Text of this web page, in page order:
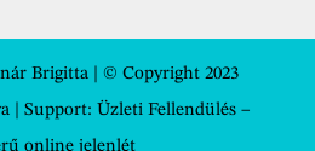
Brigitta | © Copyright 2023
| Support: Üzleti Fellendülés –
online jelenlét